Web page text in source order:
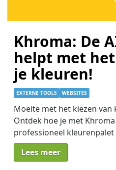
Khroma: De
helpt met
je kleuren!
EXTERNE TOOLS WEBSITES
Moeite met het kiezen van
Ontdek hoe je met
professioneel kleurenpalet
Lees meer